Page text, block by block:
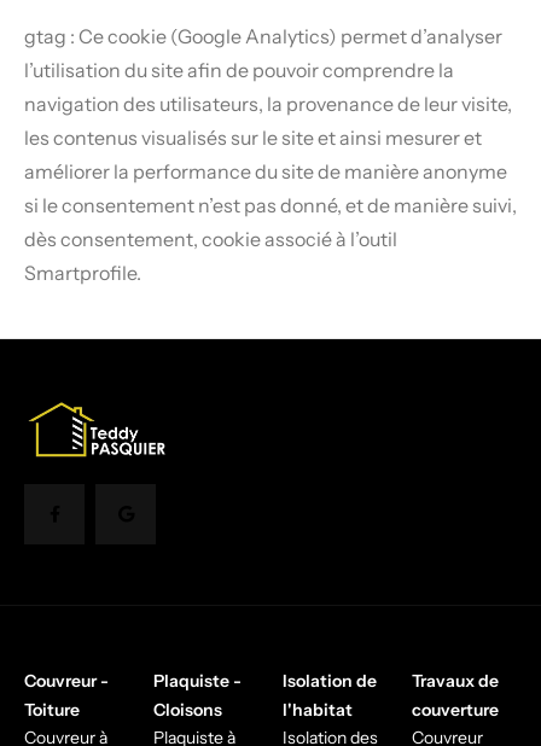
gtag : Ce cookie (Google Analytics) permet d’analyser
l’utilisation du site afin de pouvoir comprendre la
navigation des utilisateurs, la provenance de leur visite,
les contenus visualisés sur le site et ainsi mesurer et
améliorer la performance du site de manière anonyme
si le consentement n’est pas donné, et de manière suivi,
dès consentement, cookie associé à l’outil
Smartprofile.
Couvreur -
Toiture
Couvreur à
Plaquiste -
Cloisons
Plaquiste à
Isolation de
l'habitat
Isolation des
Travaux de
couverture
Couvreur